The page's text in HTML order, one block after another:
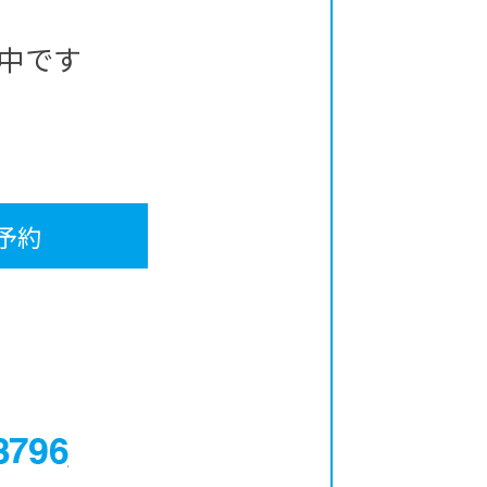
です
約
0120-12-3796